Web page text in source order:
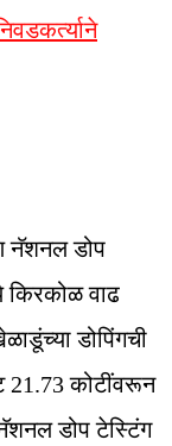
नॅशनल डोप
किरकोळ वाढ
डोपिंगची
कोटींवरून
डोप टेस्टिंग